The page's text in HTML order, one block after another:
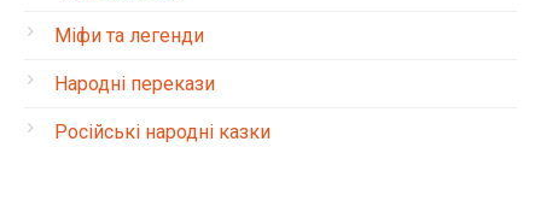
Міфи та легенди
Народні перекази
Російські народні казки